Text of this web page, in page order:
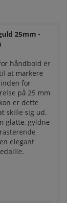
25mm -
håndbold er
at markere
for
på 25 mm
er dette
skille sig ud.
glatte, gyldne
elegant